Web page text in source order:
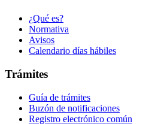
¿Qué es?
Normativa
Avisos
Calendario días hábiles
Trámites
Guía de trámites
Buzón de notificaciones
Registro electrónico común